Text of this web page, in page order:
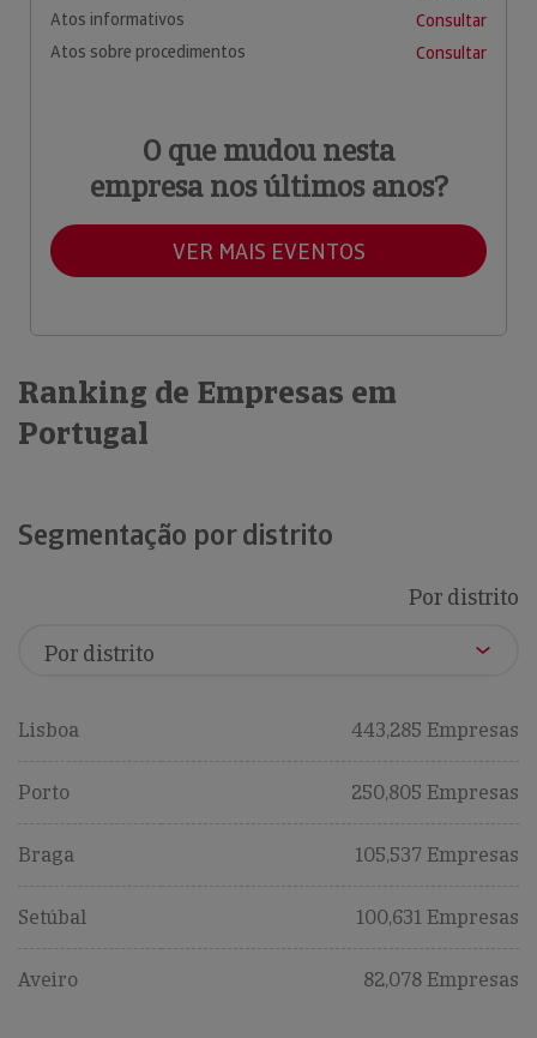
Atos informativos
Consultar
Atos sobre procedimentos
Consultar
O que mudou nesta
empresa nos últimos anos?
VER MAIS EVENTOS
Ranking de Empresas em
Portugal
Segmentação por distrito
Por distrito
Lisboa 443,285 Empresas
Porto 250,805 Empresas
Braga 105,537 Empresas
Setúbal 100,631 Empresas
Aveiro 82,078 Empresas